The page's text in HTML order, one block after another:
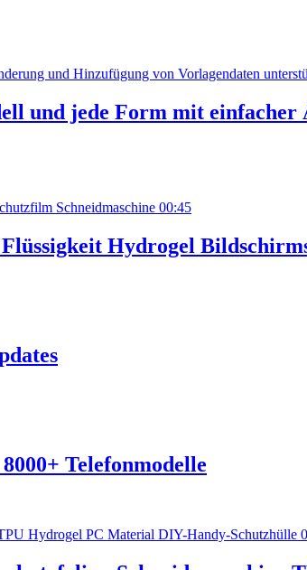
und jede Form mit
00:45
Hydrogel
Telefonmodelle